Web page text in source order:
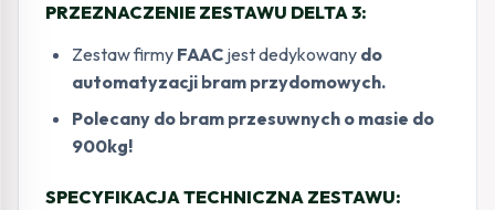
PRZEZNACZENIE ZESTAWU DELTA 3:
Zestaw firmy FAAC jest dedykowany do
automatyzacji bram przydomowych.
Polecany do bram przesuwnych o masie do
900kg!
SPECYFIKACJA TECHNICZNA ZESTAWU: